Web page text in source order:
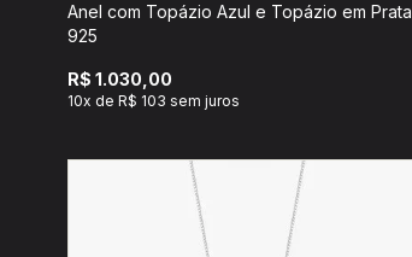
Anel com Topázio Azul e Topázio em Prata
925
R$ 1.030,00
10x de R$ 103 sem juros